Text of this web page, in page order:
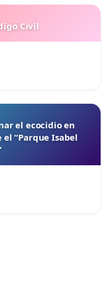
Civil
el ecocidio en
“Parque Isabel